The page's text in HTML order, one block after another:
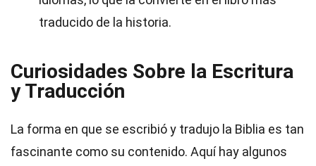
traducido de la historia.
Curiosidades Sobre la Escritura
y Traducción
La forma en que se escribió y tradujo la Biblia es tan
fascinante como su contenido. Aquí hay algunos